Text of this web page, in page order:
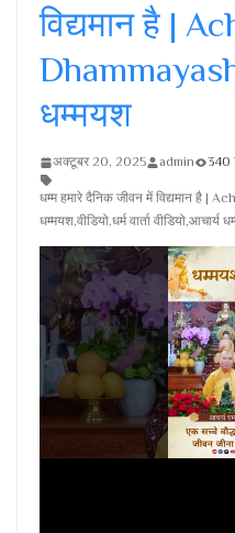
विद्यमान है |
धम्मयश
अक्टूबर 20, 2025 admin 340
धम्म हमारे दैनिक जीवन में विद्यमान है |
धम्मयश,वीडियो,धर्म वार्ता वीडियो,आचार्य